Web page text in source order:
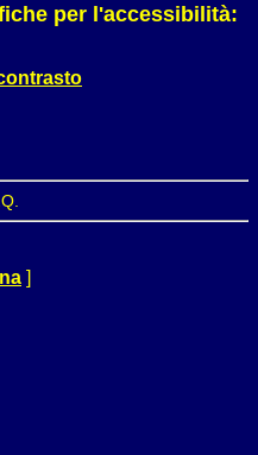
per l'accessibilità:
]